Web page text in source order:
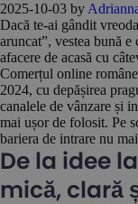
2025-10-03 by
Dacă te-ai gândit
aruncat”, vestea bună
afacere de acasă cu
Comerțul online
2024, cu depășirea
canalele de vânzare și
mai ușor de folosit. Pe
bariera de intrare nu
De la idee
mică, clară